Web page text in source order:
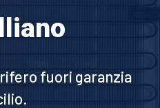
fuori garanzia